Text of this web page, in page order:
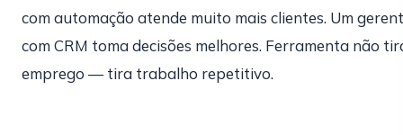
com automação atende muito mais clientes. Um
com CRM toma decisões melhores. Ferramenta não
emprego — tira trabalho repetitivo.